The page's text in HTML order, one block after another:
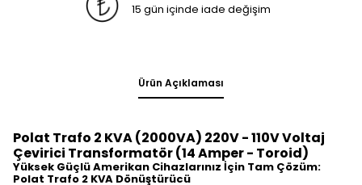
15 gün içinde iade değişim
Ürün Açıklaması
Polat Trafo 2 KVA (2000VA) 220V - 110V Voltaj
Çevirici Transformatör (14 Amper - Toroid)
Yüksek Güçlü Amerikan Cihazlarınız İçin Tam Çözüm:
Polat Trafo 2 KVA Dönüştürücü